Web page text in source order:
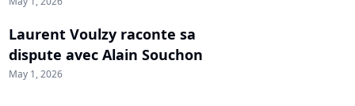
Laurent Voulzy raconte sa
dispute avec Alain Souchon
May 1, 2026